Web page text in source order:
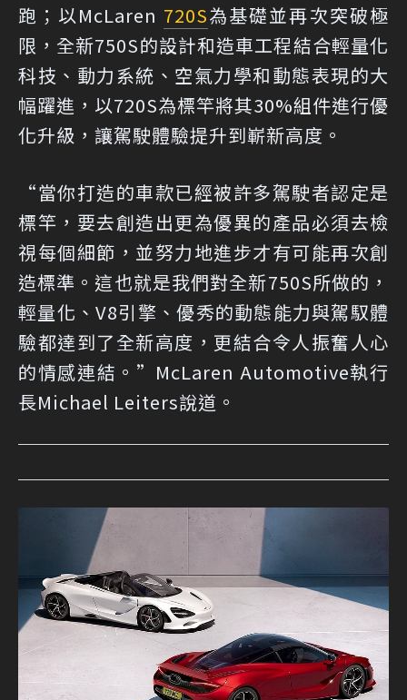
跑；以McLaren 720S為基礎並再次突破極
限，全新750S的設計和造車工程結合輕量化
科技、動力系統、空氣力學和動態表現的大
幅躍進，以720S為標竿將其30%組件進行優
化升級，讓駕駛體驗提升到嶄新高度。
“當你打造的車款已經被許多駕駛者認定是
標竿，要去創造出更為優異的產品必須去檢
視每個細節，並努力地進步才有可能再次創
造標準。這也就是我們對全新750S所做的，
輕量化、V8引擎、優秀的動態能力與駕馭體
驗都達到了全新高度，更結合令人振奮人心
的情感連結。”McLaren Automotive執行
長Michael Leiters說道。